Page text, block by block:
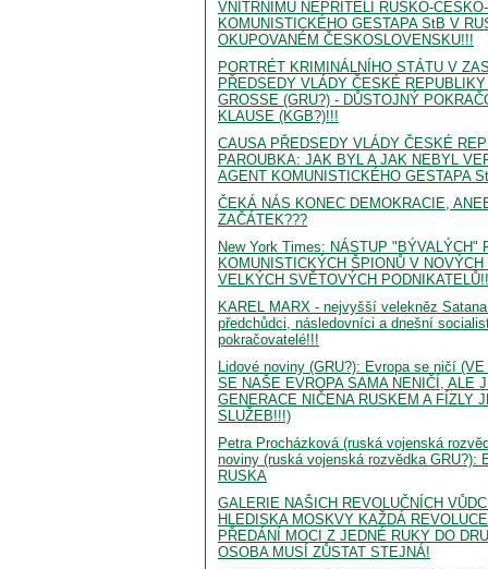
VNITŘNÍMU NEPŘÍTELI RUSKO-
KOMUNISTICKÉHO GESTAPA StB V
OKUPOVANÉM ČESKOSLOVENSKU!!!
PORTRÉT KRIMINÁLNÍHO STÁTU V
PŘEDSEDY VLÁDY ČESKÉ
GROSSE (GRU?) - DŮSTOJNÝ
KLAUSE (KGB?)!!!
CAUSA PŘEDSEDY VLÁDY ČESKÉ
PAROUBKA: JAK BYL A JAK NEBYL
AGENT KOMUNISTICKÉHO GESTAPA
ČEKÁ NÁS KONEC DEMOKRACIE,
ZAČÁTEK???
New York Times: NÁSTUP "BÝVALÝCH"
KOMUNISTICKÝCH ŠPIONŮ V
VELKÝCH SVĚTOVÝCH
KAREL MARX - nejvyšší velekněz
předchůdci, následovníci a dnešní
pokračovatelé!!!
Lidové noviny (GRU?): Evropa se ničí
SE NAŠE EVROPA SAMA NENIČÍ, ALE
GENERACE NIČENA RUSKEM A FÍZLY
SLUŽEB!!!)
Petra Procházková (ruská vojenská
noviny (ruská vojenská rozvědka GRU?):
RUSKA
GALERIE NAŠICH REVOLUČNÍCH
HLEDISKA MOSKVY KAŽDÁ
PŘEDÁNÍ MOCI Z JEDNÉ RUKY DO
OSOBA MUSÍ ZŮSTAT STEJNÁ!